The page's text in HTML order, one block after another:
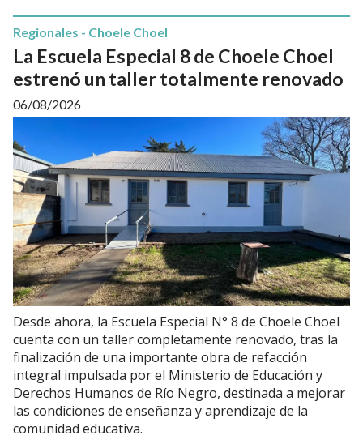
La Escuela Especial 8 de Choele Choel
estrenó un taller totalmente renovado
Regionales - Choele Choel
06/08/2026
Desde ahora, la Escuela Especial N° 8 de Choele Choel
cuenta con un taller completamente renovado, tras la
finalización de una importante obra de refacción
integral impulsada por el Ministerio de Educación y
Derechos Humanos de Río Negro, destinada a mejorar
las condiciones de enseñanza y aprendizaje de la
comunidad educativa.